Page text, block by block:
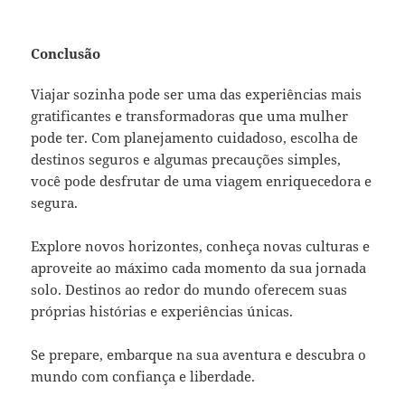
Conclusão
Viajar sozinha pode ser uma das experiências mais
gratificantes e transformadoras que uma mulher
pode ter. Com planejamento cuidadoso, escolha de
destinos seguros e algumas precauções simples,
você pode desfrutar de uma viagem enriquecedora e
segura.
Explore novos horizontes, conheça novas culturas e
aproveite ao máximo cada momento da sua jornada
solo. Destinos ao redor do mundo oferecem suas
próprias histórias e experiências únicas.
Se prepare, embarque na sua aventura e descubra o
mundo com confiança e liberdade.